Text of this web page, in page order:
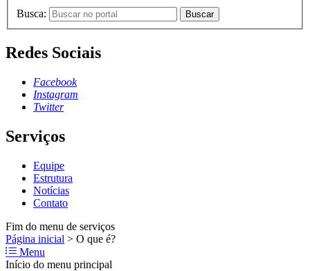
Busca: Buscar
Redes Sociais
Facebook
Instagram
Twitter
Serviços
Equipe
Estrutura
Notícias
Contato
Fim do menu de serviços
Página inicial > O que é?
Menu
Início do menu principal